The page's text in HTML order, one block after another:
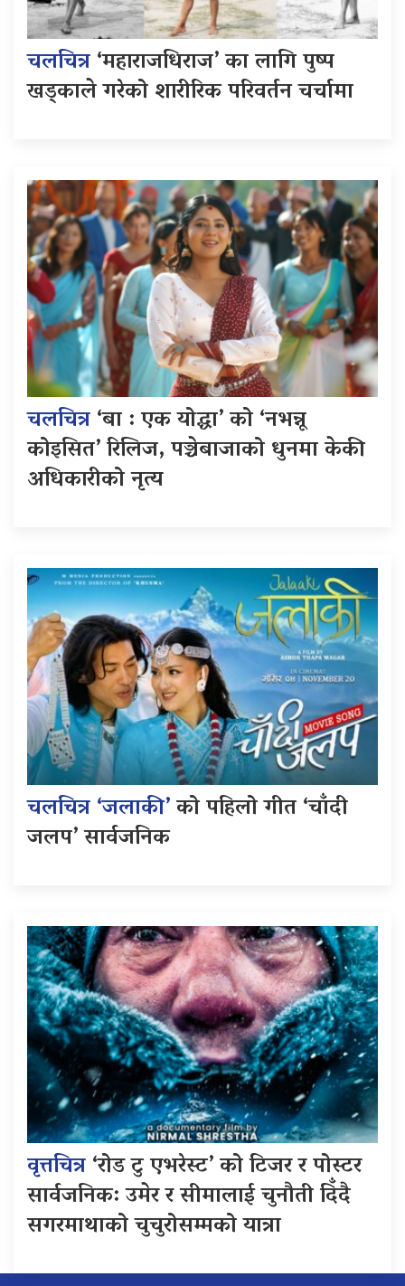
चलचित्र‘महाराजधिराज’ का लागि पुष्प
खड्काले गरेको शारीरिक परिवर्तन चर्चामा
चलचित्र‘बा : एक योद्धा’ को ‘नभन्नू
कोइसित’ रिलिज, पञ्चेबाजाको धुनमा केकी
अधिकारीको नृत्य
चलचित्र ‘जलाकी’को पहिलो गीत ‘चाँदी
जलप’ सार्वजनिक
वृत्तचित्र‘रोड टु एभरेस्ट’ को टिजर र पोस्टर
सार्वजनिक: उमेर र सीमालाई चुनौती दिँदै
सगरमाथाको चुचुरोसम्मको यात्रा